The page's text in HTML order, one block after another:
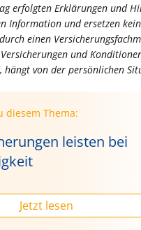
erfolgten Erklärungen und
Information und ersetzen
einen
und
hängt von der persönlichen
diesem Thema:
leisten bei
Jetzt lesen